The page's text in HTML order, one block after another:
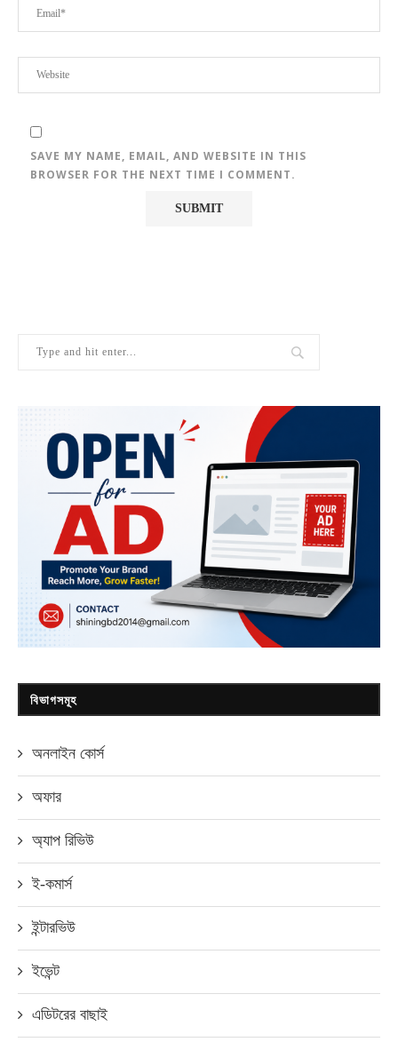
SAVE MY NAME, EMAIL, AND WEBSITE IN THIS
BROWSER FOR THE NEXT TIME I COMMENT.
বিভাগসমূহ
অনলাইন কোর্স
অফার
অ্যাপ রিভিউ
ই-কমার্স
ইন্টারভিউ
ইভেন্ট
এডিটরের বাছাই